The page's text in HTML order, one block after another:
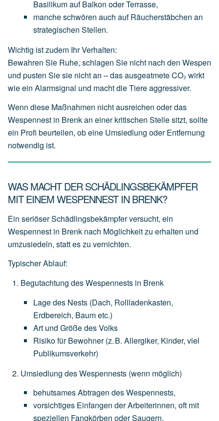
Basilikumauf Balkon oderTerrasse,
mancheschwören auch auf Räucherstäbchen an
strategischen Stellen.
Wichtig ist zudem Ihr Verhalten:
Bewahren Sie Ruhe, schlagen Sie nicht nach den Wespen
und pusten Sie sie nicht an – das ausgeatmete CO₂ wirkt
wie ein Alarmsignal und macht die Tiere aggressiver.
Wenn diese Maßnahmen nicht ausreichen oder das
Wespennest in Brenk an einer kritischen Stelle sitzt, sollte
ein Profi beurteilen, ob eine Umsiedlung oder Entfernung
notwendig ist.
WAS MACHT DER SCHÄDLINGSBEKÄMPFER
MIT EINEM WESPENNEST IN BRENK?
Ein seriöser Schädlingsbekämpfer versucht, ein
Wespennest in Brenk nach Möglichkeit zu erhalten und
umzusiedeln, statt es zu vernichten.
Typischer Ablauf:
Begutachtung des Wespennests in Brenk
Lagedes Nests (Dach, Rollladenkasten,
Erdbereich, Baumetc.)
Art und GrößedesVolks
Risikofür Bewohner (z.B. Allergiker, Kinder, viel
Publikumsverkehr)
Umsiedlung des Wespennests (wenn möglich)
behutsamesAbtragen desWespennests,
vorsichtiges Einfangen derArbeiterinnen, oft mit
speziellen Fangkörben oderSaugern,